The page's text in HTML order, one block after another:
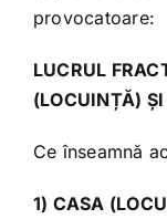
provocatoare:
LUCRUL
(LOCUINȚĂ)
Ce înseamnă
1) CASA